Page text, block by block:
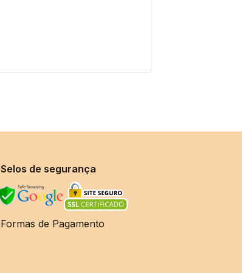
Selos de segurança
Formas de Pagamento